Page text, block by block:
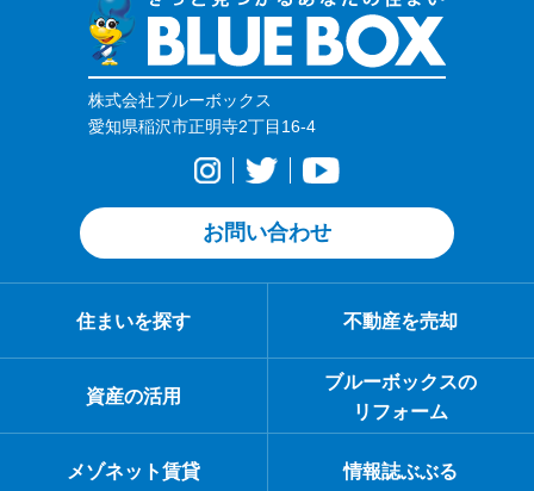
株式会社ブルーボックス
愛知県稲沢市正明寺2丁目16-4
お問い合わせ
住まいを探す 不動産を売却
資産の活用
ブルーボックスの
リフォーム
メゾネット賃貸 情報誌ぶぶる